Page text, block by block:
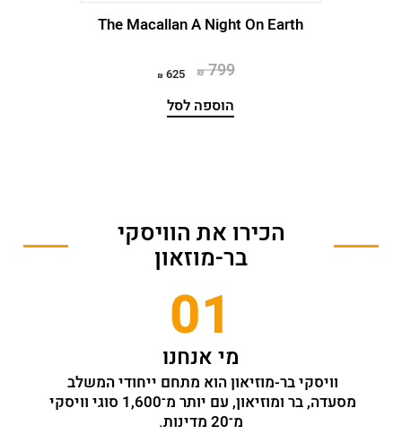
The Macallan A Night On Earth
625 799
הוספה לסל
הכירו את הוויסקי
בר-מוזאון
01
מי אנחנו
מ־20 מדינות.